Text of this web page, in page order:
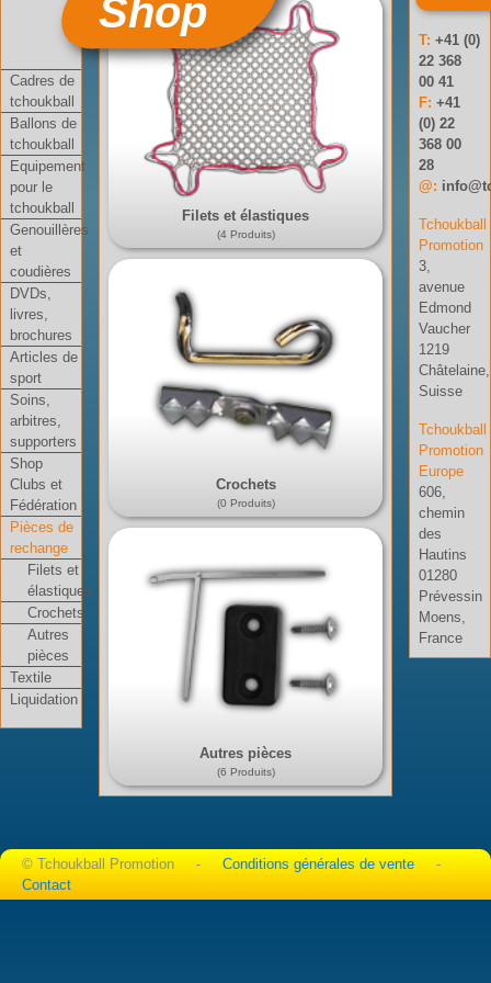
Shop
Cadres de
tchoukball
Ballons de
tchoukball
Equipement
pour le
tchoukball
Genouillères
et
coudières
DVDs,
livres,
brochures
Articles de
sport
Soins,
arbitres,
supporters
Shop
Clubs et
Fédération
Pièces de
rechange
Filets et
élastiques
Crochets
Autres
pièces
Textile
Liquidation
Filets et élastiques
(4 Produits)
Crochets
(0 Produits)
Autres pièces
(6 Produits)
T:+41 (0)
22 368
00 41
F:+41
(0) 22
368 00
28
@:
Tchoukball
Promotion
3,
avenue
Edmond
Vaucher
1219
Châtelaine,
Suisse
Tchoukball
Promotion
Europe
606,
chemin
des
Hautins
01280
Prévessin
Moens,
France
© Tchoukball Promotion - Conditions générales de vente -
Contact